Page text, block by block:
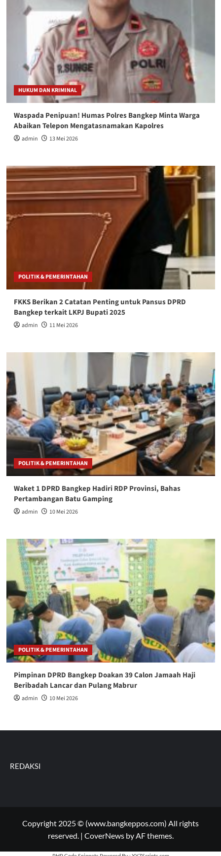
HUKUM DAN KRIMINAL
Waspada Penipuan! Humas Polres Bangkep Minta Warga
Abaikan Telepon Mengatasnamakan Kapolres
admin 13 Mei 2026
POLITIK & PEMERINTAHAN
FKKS Berikan 2 Catatan Penting untuk Pansus DPRD
Bangkep terkait LKPJ Bupati 2025
admin 11 Mei 2026
POLITIK & PEMERINTAHAN
Waket 1 DPRD Bangkep Hadiri RDP Provinsi, Bahas
Pertambangan Batu Gamping
admin 10 Mei 2026
POLITIK & PEMERINTAHAN
Pimpinan DPRD Bangkep Doakan 39 Calon Jamaah Haji
Beribadah Lancar dan Pulang Mabrur
admin 10 Mei 2026
REDAKSI
Copyright 2025 © (www.bangkeppos.com) All rights
reserved. | CoverNewsby AF themes.